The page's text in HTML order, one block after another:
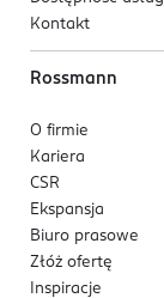
Kontakt
Rossmann
O firmie
Kariera
CSR
Ekspansja
Biuro prasowe
Złóż ofertę
Inspiracje